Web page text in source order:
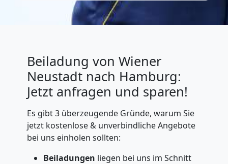
Beiladung von Wiener
Neustadt nach Hamburg:
Jetzt anfragen und sparen!
Es gibt 3 überzeugende Gründe, warum Sie
jetzt kostenlose & unverbindliche Angebote
bei uns einholen sollten:
Beiladungen liegen bei uns im Schnitt